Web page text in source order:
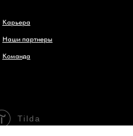
Карьера
Наши партнеры
Команда
Tilda